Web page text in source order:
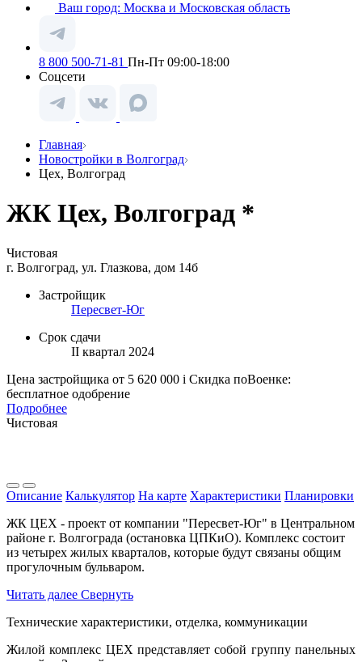
Ваш город: Москва и Московская область
8 800 500-71-81 Пн-Пт 09:00-18:00
Соцсети
Главная
Новостройки в Волгоград
Цех, Волгоград
ЖК Цех, Волгоград *
Чистовая
г. Волгоград, ул. Глазкова, дом 14б
Застройщик
Пересвет-Юг
Срок сдачи
II квартал 2024
Цена застройщика от 5 620 000 i Скидка поВоенке:
бесплатное одобрение
Подробнее
Чистовая
Описание Калькулятор На карте Характеристики Планировки
ЖК ЦЕХ - проект от компании "Пересвет-Юг" в Центральном
районе г. Волгограда (остановка ЦПКиО). Комплекс состоит
из четырех жилых кварталов, которые будут связаны общим
прогулочным бульваром.
Читать далее Свернуть
Технические характеристики, отделка, коммуникации
Жилой комплекс ЦЕХ представляет собой группу панельных